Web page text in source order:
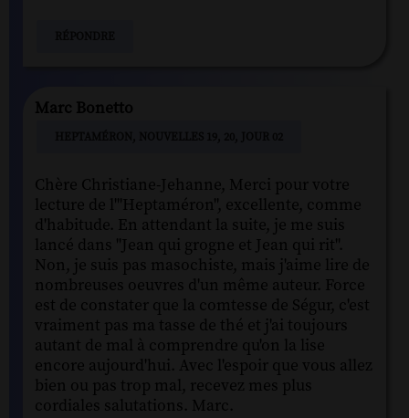
Marc Bonetto
Chère Christiane-Jehanne, Merci pour votre
lecture de l'"Heptaméron", excellente, comme
d'habitude. En attendant la suite, je me suis
lancé dans "Jean qui grogne et Jean qui rit".
Non, je suis pas masochiste, mais j'aime lire de
nombreuses oeuvres d'un même auteur. Force
est de constater que la comtesse de Ségur, c'est
vraiment pas ma tasse de thé et j'ai toujours
autant de mal à comprendre qu'on la lise
encore aujourd'hui. Avec l'espoir que vous allez
bien ou pas trop mal, recevez mes plus
cordiales salutations. Marc.